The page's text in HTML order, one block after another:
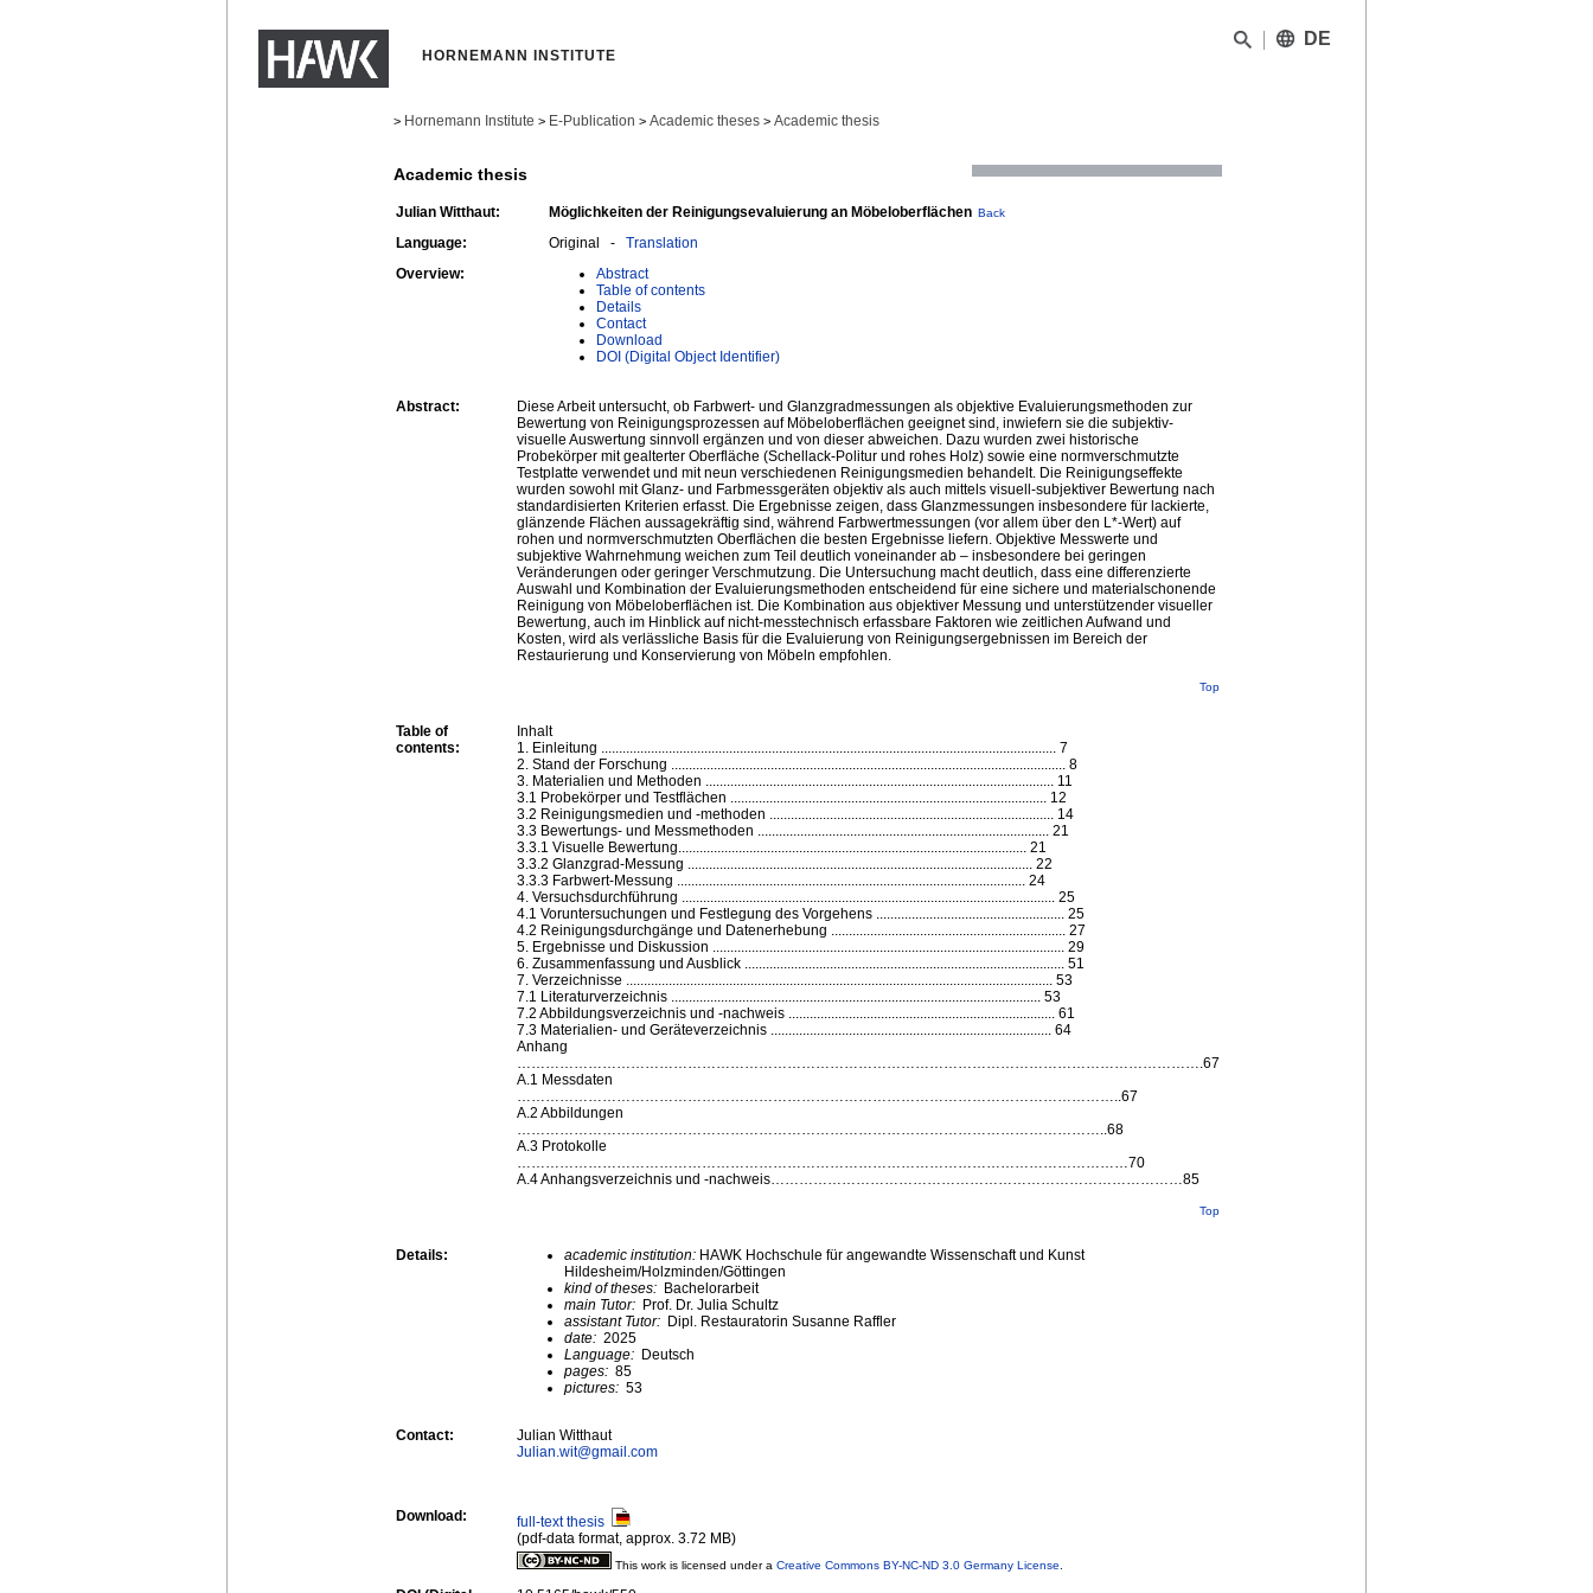
HORNEMANN INSTITUTE
DE
> Hornemann Institute > E-Publication > Academic theses > Academic thesis
Academic thesis
Julian Witthaut: Möglichkeiten der Reinigungsevaluierung an Möbeloberflächen Back
Language: Original - Translation
Overview:
Abstract
Table of contents
Details
Contact
Download
DOI (Digital Object Identifier)
Abstract:
Diese Arbeit untersucht, ob Farbwert- und Glanzgradmessungen als objektive Evaluierungsmethoden zur
Bewertung von Reinigungsprozessen auf Möbeloberflächen geeignet sind, inwiefern sie die subjektiv-
visuelle Auswertung sinnvoll ergänzen und von dieser abweichen. Dazu wurden zwei historische
Probekörper mit gealterter Oberfläche (Schellack-Politur und rohes Holz) sowie eine normverschmutzte
Testplatte verwendet und mit neun verschiedenen Reinigungsmedien behandelt. Die Reinigungseffekte
wurden sowohl mit Glanz- und Farbmessgeräten objektiv als auch mittels visuell-subjektiver Bewertung nach
standardisierten Kriterien erfasst. Die Ergebnisse zeigen, dass Glanzmessungen insbesondere für lackierte,
glänzende Flächen aussagekräftig sind, während Farbwertmessungen (vor allem über den L*-Wert) auf
rohen und normverschmutzten Oberflächen die besten Ergebnisse liefern. Objektive Messwerte und
subjektive Wahrnehmung weichen zum Teil deutlich voneinander ab – insbesondere bei geringen
Veränderungen oder geringer Verschmutzung. Die Untersuchung macht deutlich, dass eine differenzierte
Auswahl und Kombination der Evaluierungsmethoden entscheidend für eine sichere und materialschonende
Reinigung von Möbeloberflächen ist. Die Kombination aus objektiver Messung und unterstützender visueller
Bewertung, auch im Hinblick auf nicht-messtechnisch erfassbare Faktoren wie zeitlichen Aufwand und
Kosten, wird als verlässliche Basis für die Evaluierung von Reinigungsergebnissen im Bereich der
Restaurierung und Konservierung von Möbeln empfohlen.
Top
Table of
contents:
Inhalt
1. Einleitung ................................................................................................................................ 7
2. Stand der Forschung ............................................................................................................... 8
3. Materialien und Methoden .................................................................................................. 11
3.1 Probekörper und Testflächen ......................................................................................... 12
3.2 Reinigungsmedien und -methoden ................................................................................ 14
3.3 Bewertungs- und Messmethoden .................................................................................. 21
3.3.1 Visuelle Bewertung.................................................................................................. 21
3.3.2 Glanzgrad-Messung ................................................................................................. 22
3.3.3 Farbwert-Messung .................................................................................................. 24
4. Versuchsdurchführung ......................................................................................................... 25
4.1 Voruntersuchungen und Festlegung des Vorgehens ..................................................... 25
4.2 Reinigungsdurchgänge und Datenerhebung .................................................................. 27
5. Ergebnisse und Diskussion ................................................................................................... 29
6. Zusammenfassung und Ausblick .......................................................................................... 51
7. Verzeichnisse ........................................................................................................................ 53
7.1 Literaturverzeichnis ........................................................................................................ 53
7.2 Abbildungsverzeichnis und -nachweis ........................................................................... 61
7.3 Materialien- und Geräteverzeichnis ............................................................................... 64
Anhang
……………………………………………………………………………………………………………………………….67
A.1 Messdaten
………………………………………………………………………………………………………………..67
A.2 Abbildungen
……………………………………………………………………………………………………………..68
A.3 Protokolle
…………………………………………………………………………………………………………………70
A.4 Anhangsverzeichnis und -nachweis……………………………………………………………………………85
Top
Details: academic institution: HAWK Hochschule für angewandte Wissenschaft und Kunst
Hildesheim/Holzminden/Göttingen
kind of theses: Bachelorarbeit
main Tutor: Prof. Dr. Julia Schultz
assistant Tutor: Dipl. Restauratorin Susanne Raffler
date: 2025
Language: Deutsch
pages: 85
pictures: 53
Contact:
Julian Witthaut
Julian.wit@gmail.com
Download:
full-text thesis
(pdf-data format, approx. 3.72 MB)
This work is licensed under a Creative Commons BY-NC-ND 3.0 Germany License